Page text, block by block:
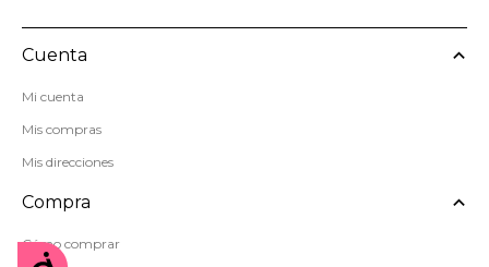
Accesibilidad
Cuenta
Mi cuenta
Mis compras
Mis direcciones
Compra
Cómo comprar